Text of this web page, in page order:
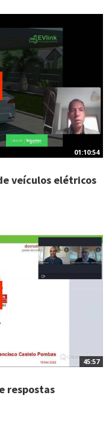
01:10:54
veículos elétricos
45:57
respostas